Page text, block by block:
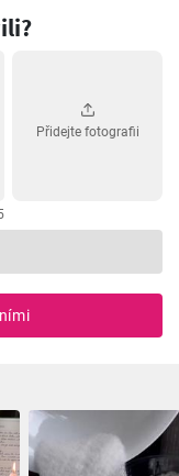
Přidejte fotografii